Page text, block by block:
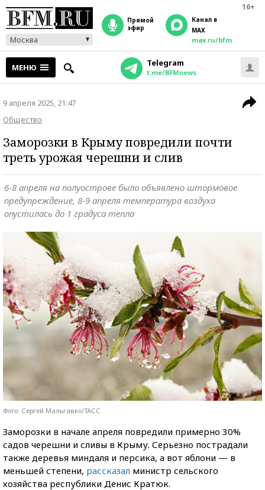
16+
Москва
прямой
эфир
Канал в
MAX
max.ru/bfm
МЕНЮ Telegram
t.me/BFMnews
9 апреля 2025, 21:47
Общество
Заморозки в Крыму повредили почти
треть урожая черешни и слив
6-8 апреля на полуострове было объявлено штормовое
предупреждение, 8-9 апреля температура воздуха
опустилась до 1 градуса тепла
Фото: Сергей Мальгавко/ТАСС
Заморозки в начале апреля повредили примерно 30%
садов черешни и сливы в Крыму. Серьезно пострадали
также деревья миндаля и персика, а вот яблони — в
меньшей степени, рассказал министр сельского
хозяйства республики Денис Кратюк.